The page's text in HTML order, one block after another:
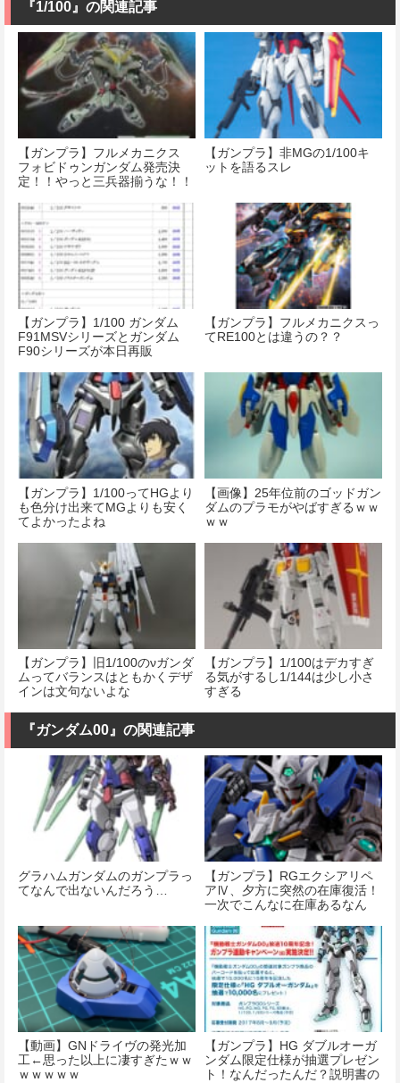
『1/100』の関連記事
【ガンプラ】フルメカニクス
フォビドゥンガンダム発売決
定！！やっと三兵器揃うな！！
【ガンプラ】非MGの1/100キ
ットを語るスレ
【ガンプラ】1/100 ガンダム
F91MSVシリーズとガンダム
F90シリーズが本日再販
【ガンプラ】フルメカニクスっ
てRE100とは違うの？？
【ガンプラ】1/100ってHGより
も色分け出来てMGよりも安く
てよかったよね
【画像】25年位前のゴッドガン
ダムのプラモがやばすぎるｗｗ
ｗｗ
【ガンプラ】旧1/100のνガンダ
ムってバランスはともかくデザ
インは文句ないよな
【ガンプラ】1/100はデカすぎ
る気がするし1/144は少し小さ
すぎる
『ガンダム00』の関連記事
グラハムガンダムのガンプラっ
てなんで出ないんだろう…
【ガンプラ】RGエクシアリペ
アⅣ、夕方に突然の在庫復活！
一次でこんなに在庫あるなん
【動画】GNドライヴの発光加
工←思った以上に凄すぎたｗｗ
ｗｗｗｗｗ
【ガンプラ】HG ダブルオーガ
ンダム限定仕様が抽選プレゼン
ト！なんだったんだ？説明書の